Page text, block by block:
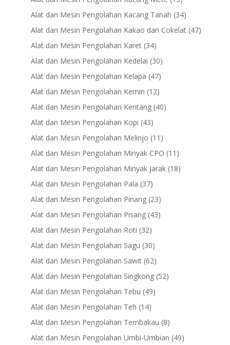
products
Alat dan Mesin Pengolahan Kacang Tanah 3434
products
Alat dan Mesin Pengolahan Kakao dan Cokelat 4747
Alat dan Mesin Pengolahan Karet 3434
products
Alat dan Mesin Pengolahan Kedelai 3030
products
Alat dan Mesin Pengolahan Kelapa 4747
products
Alat dan Mesin Pengolahan Kemiri 1212
products
Alat dan Mesin Pengolahan Kentang 4040
Alat dan Mesin Pengolahan Kopi 4343
products
Alat dan Mesin Pengolahan Melinjo 11 11
products
Alat dan Mesin Pengolahan Minyak CPO 11 11
products
Alat dan Mesin Pengolahan Minyak Jarak 1818
Alat dan Mesin Pengolahan Pala 3737
products
Alat dan Mesin Pengolahan Pinang 2323
products
Alat dan Mesin Pengolahan Pisang 4343
Alat dan Mesin Pengolahan Roti 3232
products
Alat dan Mesin Pengolahan Sagu 3030
products
Alat dan Mesin Pengolahan Sawit 6262
products
Alat dan Mesin Pengolahan Singkong 5252
Alat dan Mesin Pengolahan Tebu 4949
Alat dan Mesin Pengolahan Teh 1414
products
Alat dan Mesin Pengolahan Tembakau 88
products
Alat dan Mesin Pengolahan Umbi-Umbian 4949